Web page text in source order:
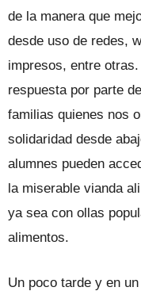
de la manera que
desde uso de redes,
impresos, entre
respuesta por parte
familias quienes nos
solidaridad desde
alumnes pueden
la miserable vianda
ya sea con ollas
alimentos.
Un poco tarde y en